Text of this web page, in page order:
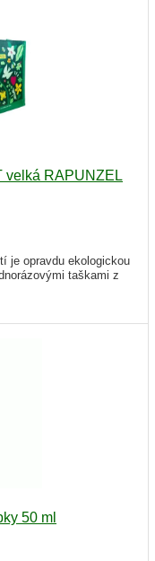
velká RAPUNZEL
je opravdu ekologickou
taškami z
50 ml